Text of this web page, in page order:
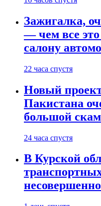
Зажигалка,
— чем все
салону
22 часа спустя
Новый
Пакистана
большой скам
24 часа спустя
В Курской